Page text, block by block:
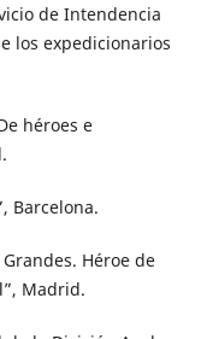
de Intendencia
los expedicionarios
héroes e
Barcelona.
Héroe de
Madrid.